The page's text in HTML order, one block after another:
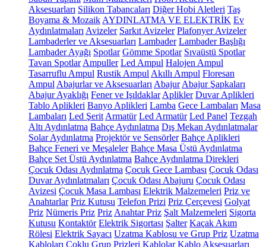
Aksesuarları Silikon Tabancaları Diğer Hobi Aletleri Taş
Boyama & Mozaik AYDINLATMA VE ELEKTRİK Ev
Aydınlatmaları Avizeler Sarkıt Avizeler Plafonyer Avizeler
Lambaderler ve Aksesuarları Lambader Lambader Başlığı
Lambader Ayağı Spotlar Gömme Spotlar Sıvaüstü Spotlar
Tavan Spotlar Ampuller Led Ampul Halojen Ampul
Tasarruflu Ampul Rustik Ampul Akıllı Ampul Floresan
Ampul Abajurlar ve Aksesuarları Abajur Abajur Şapkaları
Abajur Ayaklığı Fener ve Işıldaklar Aplikler Duvar Aplikleri
Tablo Aplikleri Banyo Aplikleri Lamba Gece Lambaları Masa
Lambaları Led Şerit Armatür Led Armatür Led Panel Tezgah
Altı Aydınlatma Bahçe Aydınlatma Dış Mekan Aydınlatmalar
Solar Aydınlatma Projektör ve Sensörler Bahçe Aplikleri
Bahçe Feneri ve Meşaleler Bahçe Masa Üstü Aydınlatma
Bahçe Set Üstü Aydınlatma Bahçe Aydınlatma Direkleri
Çocuk Odası Aydınlatma Çocuk Gece Lambası Çocuk Odası
Duvar Aydınlatmaları Çocuk Odası Abajuru Çocuk Odası
Avizesi Çocuk Masa Lambası Elektrik Malzemeleri Priz ve
Anahtarlar Priz Kutusu Telefon Prizi Priz Çerçevesi Golyat
Priz Nümeris Priz Priz Anahtar Priz Şalt Malzemeleri Sigorta
Kutusu Kontaktör Elektrik Sigortası Şalter Kaçak Akım
Rölesi Elektrik Sayacı Uzatma Kablosu ve Grup Priz Uzatma
Kabloları Çoklu Grup Prizleri Kablolar Kablo Aksesuarları